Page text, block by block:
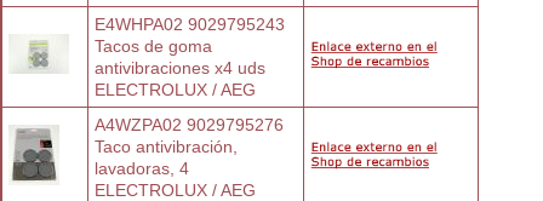
E4WHPA02 9029795243
Tacos de goma
antivibraciones x4 uds
ELECTROLUX / AEG
A4WZPA02 9029795276
Taco antivibración,
lavadoras, 4
ELECTROLUX / AEG